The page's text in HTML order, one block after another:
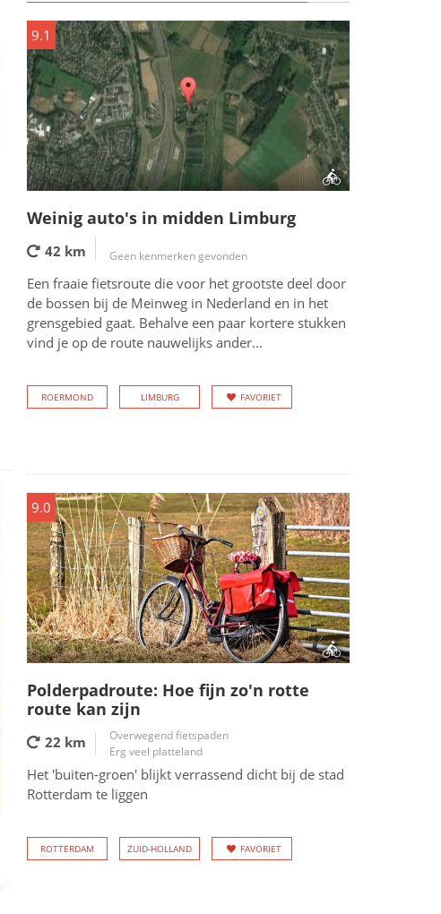
9.1
Weinig auto's in midden Limburg
42 km Geen kenmerken gevonden
Een fraaie fietsroute die voor het grootste deel door
de bossen bij de Meinweg in Nederland en in het
grensgebied gaat. Behalve een paar kortere stukken
vind je op de route nauwelijks ander...
ROERMOND LIMBURG FAVORIET
9.0
Polderpadroute: Hoe fijn zo'n rotte
route kan zijn
22 km
Overwegend fietspaden
Erg veel platteland
Het 'buiten-groen' blijkt verrassend dicht bij de stad
Rotterdam te liggen
ROTTERDAM ZUID-HOLLAND FAVORIET